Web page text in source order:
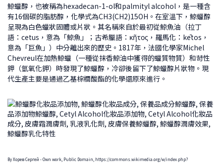
鯨蠟醇，也被稱為hexadecan-1-ol和palmityl alcohol，是一種含
有16個碳的脂肪醇，化學式為CH3(CH2)15OH。在室溫下，鯨蠟醇
呈現為白色蠟狀固體或片狀。其名稱來自於最初從鯨魚油（拉丁
語：cetus，意為「鯨魚」；古希臘語：κῆτος，羅馬化：kētos，
意為「巨魚」）中分離出來的歷史。1817年，法國化學家Michel
Chevreul在加熱鯨蠟（一種從抹香鯨油中獲得的蠟質物質）和苛性
鉀（氫氧化鉀）時發現了鯨蠟醇，冷卻後留下了鯨蠟醇片狀物。現
代生產主要是通過乙基棕櫚酸酯的化學還原來進行。
By Хорев Сергей - Own work, Public Domain, https://commons.wikimedia.org/w/index.php?